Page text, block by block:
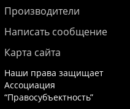
Производители
Написать сообщение
Карта сайта
Наши права защищает
Ассоциация
“Правосубъектность”